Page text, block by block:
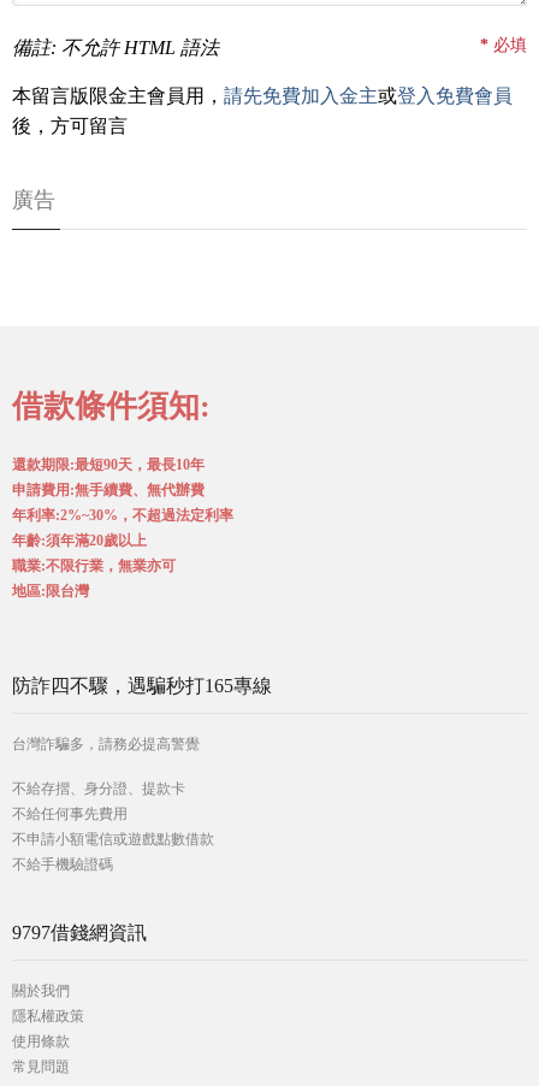
備註: 不允許 HTML 語法 * 必填
本留言版限金主會員用， 請先免費加入金主或登入免費會員
後，方可留言
廣告
借款條件須知:
還款期限:最短90天，最長10年
申請費用:無手續費、無代辦費
年利率:2%~30%，不超過法定利率
年齡:須年滿20歲以上
職業:不限行業，無業亦可
地區:限台灣
防詐四不驟，遇騙秒打165專線
台灣詐騙多，請務必提高警覺
不給存摺、身分證、提款卡
不給任何事先費用
不申請小額電信或遊戲點數借款
不給手機驗證碼
9797借錢網資訊
關於我們
隱私權政策
使用條款
常見問題